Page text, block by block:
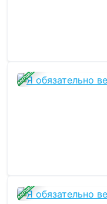
ЗАВЕРШЕНА
ЗАВЕРШЕНА